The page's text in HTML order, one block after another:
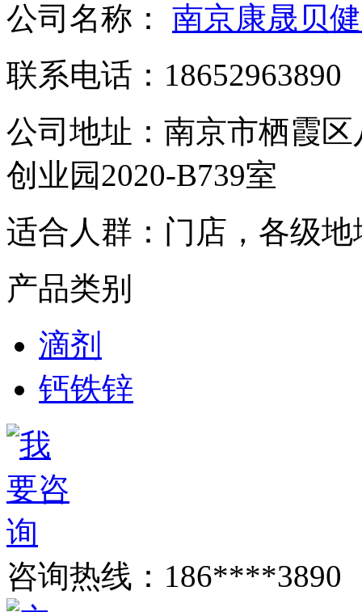
公司名称： 南京康晟贝
联系电话： 18652963890
公司地址： 南京市栖霞
创业园2020-B739室
适合人群： 门店，各级
产品类别
滴剂
钙铁锌
咨询热线： 186****3890